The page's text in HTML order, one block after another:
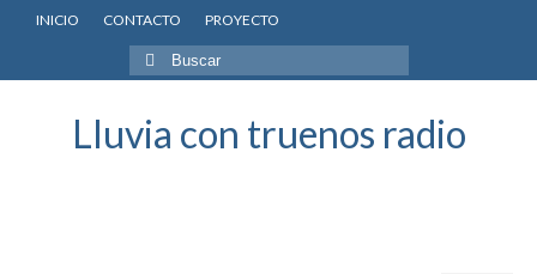
INICIO CONTACTO PROYECTO
Buscar
por:
Lluvia con truenos radio